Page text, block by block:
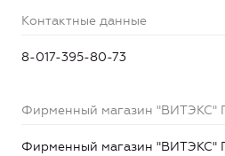
Контактные данные
8-017-395-80-73
Фирменный магазин "ВИТЭКС"
Фирменный магазин "ВИТЭКС"